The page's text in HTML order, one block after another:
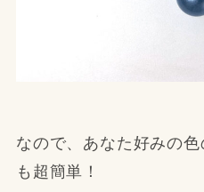
なので、あなた好みの
も超簡単！